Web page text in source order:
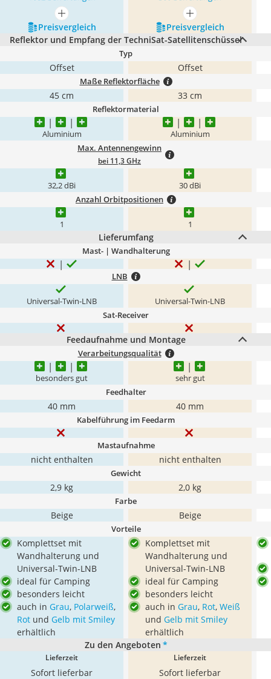
mehr anzeigen
mehr anzeigen
Preis­vergleich
Preis­vergleich
Reflektor und Empfang der TechniSat-Satellitenschüssel
Typ
Offset Offset
Maße Reflektorfläche
45 cm 33 cm
Reflektormaterial
Aluminium Aluminium
Max. Antennengewinn
bei 11,3 GHz
32,2 dBi 30 dBi
Anzahl Orbitpositionen
1 1
Lieferumfang
Mast- | Wandhalterung
LNB
Universal-Twin-LNB Universal-Twin-LNB
Sat-Receiver
Feedaufnahme und Montage
Verarbeitungsqualität
besonders gut sehr gut
Feedhalter
40 mm 40 mm
Kabelführung im Feedarm
Mastaufnahme
nicht enthalten nicht enthalten
Gewicht
2,9 kg 2,0 kg
Farbe
Beige Beige
Vorteile
Komplettset mit
Wandhalterung und
Universal-Twin-LNB
ideal für Camping
besonders leicht
auch in Grau, Polarweiß,
Rot und Gelb mit Smiley
erhältlich
Komplettset mit
Wandhalterung und
Universal-Twin-LNB
ideal für Camping
besonders leicht
auch in Grau, Rot, Weiß
und Gelb mit Smiley
erhältlich
Zu den Angeboten *
Lieferzeit
Sofort lieferbar
Lieferzeit
Sofort lieferbar